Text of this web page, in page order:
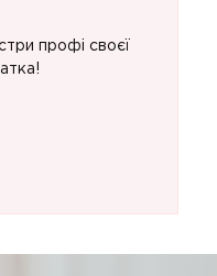
профі своєї